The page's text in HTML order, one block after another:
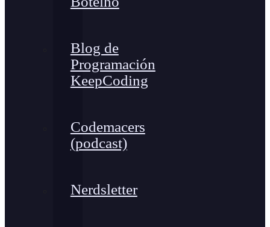
Blog de
Programación
KeepCoding
Codemacers
(podcast)
Nerdsletter